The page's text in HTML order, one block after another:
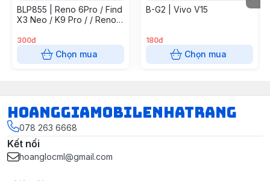
BLP855 | Reno 6Pro / Find
X3 Neo / K9 Pro / / Reno7
4G
300đ
Chọn mua
B-G2 | Vivo V15
180đ
Chọn mua
hoanggiamobilenhatrang
078 263 6668
Kết nối
hoanglocml@gmail.com